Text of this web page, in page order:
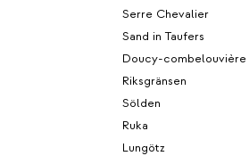
Serre Chevalier
Sand in Taufers
Doucy-combelouvière
Riksgränsen
Sölden
Ruka
Lungötz